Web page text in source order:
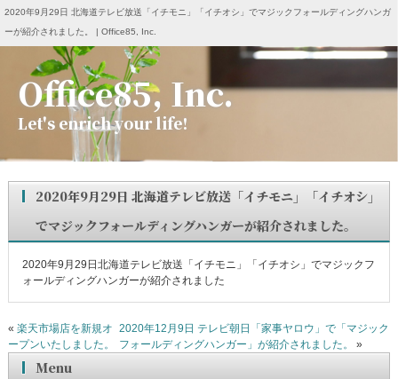
2020年9月29日 北海道テレビ放送「イチモニ」「イチオシ」でマジックフォールディングハンガ
ーが紹介されました。 | Office85, Inc.
Office85, Inc.
Let's enrich your life!
2020年9月29日 北海道テレビ放送「イチモニ」「イチオシ」
でマジックフォールディングハンガーが紹介されました。
2020年9月29日北海道テレビ放送「イチモニ」「イチオシ」でマジックフ
ォールディングハンガーが紹介されました
« 楽天市場店を新規オ
ープンいたしました。
2020年12月9日 テレビ朝日「家事ヤロウ」で「マジック
フォールディングハンガー」が紹介されました。
»
Menu